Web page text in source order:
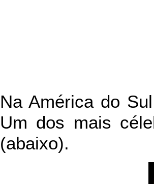
Na América do
Um dos mais
(abaixo).